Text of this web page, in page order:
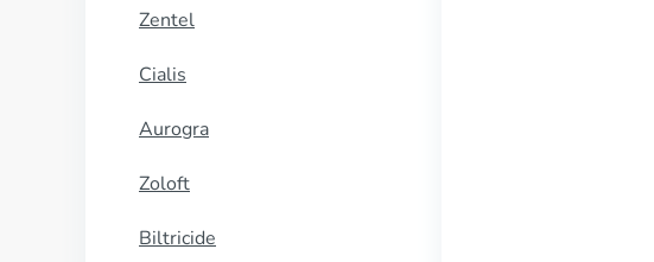
Zentel
Cialis
Aurogra
Zoloft
Biltricide